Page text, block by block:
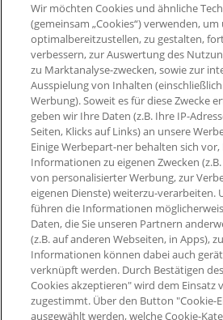
Presse
Impressum
Barrierefreiheit
Newsletter
Aktueller °Punktestand
Extra-°Punkte, Angebote &
mehr
Wir möchten Cookies und ähnliche
(gemeinsam „Cookies“) verwenden,
optimalbereitzustellen, zu gestalten,
verbessern, zur Auswertung des
zu Marktanalyse-zwecken, sowie zur
Ausspielung von Inhalten
Werbung). Soweit es für diese Zwecke
geben wir Ihre Daten (z.B. Ihre IP-
Seiten, Klicks auf Links) an unsere
Einige Werbepart-ner behalten sich
Informationen zu eigenen Zwecken
von personalisierter Werbung, zur
eigenen Dienste) weiterzu-verarbeiten.
führen die Informationen
Daten, die Sie unseren Partnern
(z.B. auf anderen Webseiten, in Apps),
Informationen können dabei auch
verknüpft werden. Durch Bestätigen
Cookies akzeptieren" wird dem Einsatz
zugestimmt. Über den Button "Cookie-
ausgewählt werden, welche Cookie-